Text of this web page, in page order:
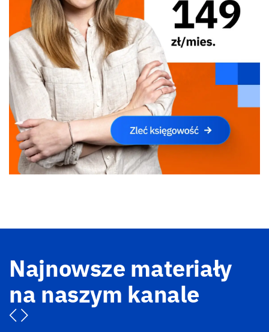
Najnowsze materiały
na naszym kanale